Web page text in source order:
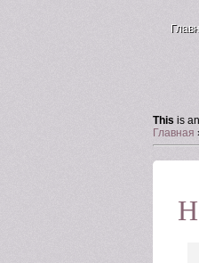
This is
Главная